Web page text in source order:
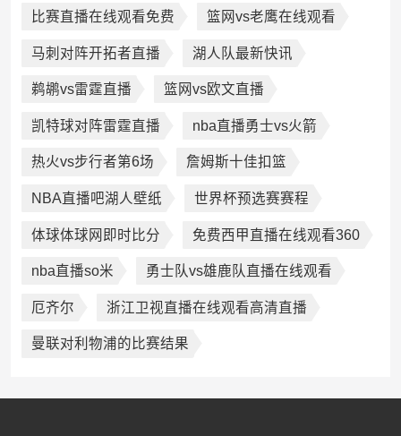
比赛直播在线观看免费 篮网vs老鹰在线观看
马刺对阵开拓者直播 湖人队最新快讯
鹈鹕vs雷霆直播 篮网vs欧文直播
凯特球对阵雷霆直播 nba直播勇士vs火箭
热火vs步行者第6场 詹姆斯十佳扣篮
NBA直播吧湖人壁纸 世界杯预选赛赛程
体球体球网即时比分 免费西甲直播在线观看360
nba直播so米 勇士队vs雄鹿队直播在线观看
厄齐尔 浙江卫视直播在线观看高清直播
曼联对利物浦的比赛结果